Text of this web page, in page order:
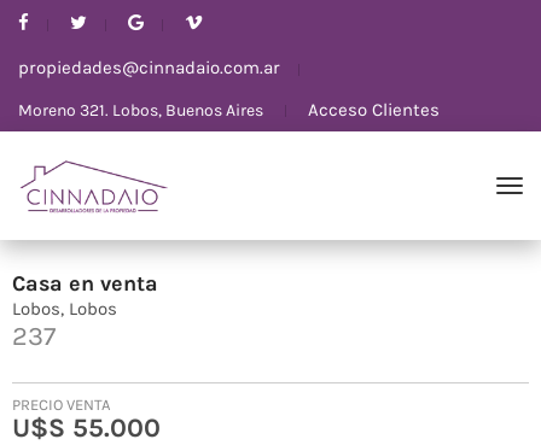
propiedades@cinnadaio.com.ar
Moreno 321. Lobos, Buenos Aires Acceso Clientes
Casa en venta
Lobos Lobos
237
PRECIO VENTA
U$S 55.000